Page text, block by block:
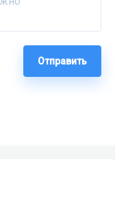
Отправить